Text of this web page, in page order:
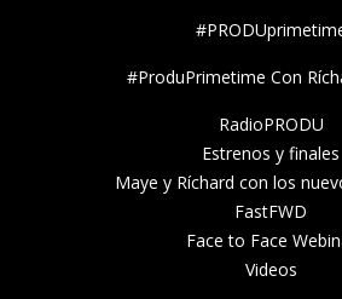
#ProduPrimetime Con
RadioPRODU
Estrenos y finales
Maye y Ríchard con los
FastFWD
Face to Face
Videos